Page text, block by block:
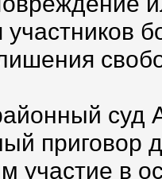
участников
суд
приговор
участие в